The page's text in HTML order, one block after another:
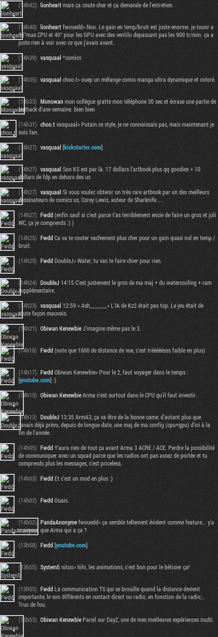
(14h42) lionheartmais ça coute cher et ça demande de l'entretien.
(14h40) lionheartfwouedd> Non. Le gain en temp/bruit est juste enorme. je tounr a
36°max CPU et 40° pour les GPU avec des ventilo depassant pas les 900 tr/min. ça a
juste rien à voir avec ce que j'avais avant.
(14h39) vasquaal *comics
(14h35) vasquaal choo.t> ouep un mélange comis manga ultra dynamique et coloré.
(14h33) Monowanmon collègue gratte mon téléphone 30 sec et écrase une partie de
Nethack d'une semaine. bien bien
(14h31) choo.tvasquaal> Putain ce style, je ne connaissais pas, mais maintenant je
suis fan.
(14h27) vasquaal [kickstarter.com]
(14h27) vasquaal Son KS est par là. 17 dollars l'artbook plus qq goodies + 10
dollars de fdp en dehors des us
(14h27) vasquaal Si vous voulez obtenir un très rare artbook par un des meilleurs
dessinateurs de comics us, Corey Lewis, auteur de Sharknife.....
(14h27) Fwdd(enfin sauf si c'est parce t'as terriblement encie de faire un gros et joli
WC, ça je comprends :) )
(14h25) FwddCa va te couter vachement plus cher pour un gain quasi nul en temp /
bruit.
(14h25) FwddDoubleJ> Water, tu vas te faire chier pour rien.
(14h24) DoubleJ 14:15 C'est justement le gros de ma maj + du watercooling + ram
supplémentaire.
(14h23) vasquaal 12:59 > Ash_______> L'IA de Kz2 était pas top. Le jeu était de
toute façon mauvais.
(14h21) Obiwan KenewbieJ'imagine même pas le 3.
(14h18) Fwdd(note que 1600 de distance de vue, c'est trèèèèèsss faible en plus)
(14h17) FwddObiwan Kenewbie> Pour le 2, faut voyager dans le temps :
[youtube.com] :)
(14h15) Obiwan KenewbieArma c'est surtout dans le CPU qu'il faut investir.
(14h13) DoubleJ 13:35 ArmA3, ça va être de la bonne came, d'autant plus que
j'avais déjà prévu, depuis de longue date, une maj de ma config (cpu+gpu) d'ici à la
fin de l'année.
(14h05) FwddY'aura rien de tout ça avant Arma 3 ACRE / ACE. Perdre la possibilité
de communiquer avec un squad parce que les radios ont pas assez de portée et tu
comprends plus les messages, c'est priceless.
(14h03) FwddEt c'est un mod en plus :)
(14h02) FwddOuais.
(14h02) PandaAnonymefwouedd> ça semble tellement évident comme feature... y'a
vraiment que Arma qui a ça ?
(13h58) Fwdd[youtube.com]
(13h55) System5nitoo> hihi, les animations, c'est bon pour le bétisier ça!
(13h55) FwddLa communication TS qui se brouille quand la distance devient
importante, le son différents en contact direct ou radio, en fonction de la radio;..
Truc de fou.
(13h53) Obiwan KenewbiePareil sur DayZ, une de mes meilleures expériences multi.